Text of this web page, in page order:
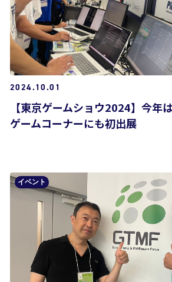
2024.10.01
【東京ゲームショウ2024】今年
ゲームコーナーにも初出展
イベント